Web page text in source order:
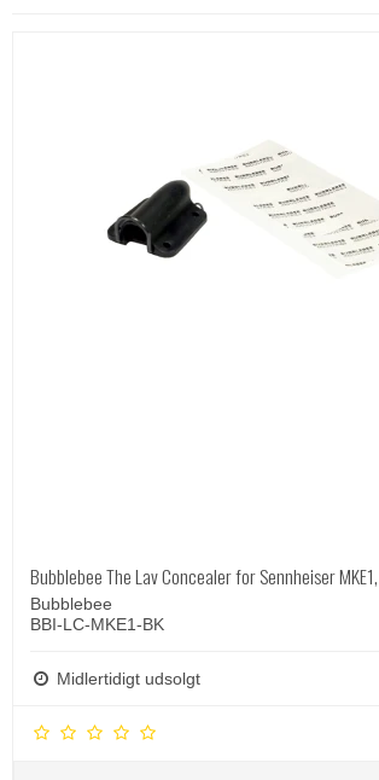
Bubblebee The Lav Concealer for Sennheiser
Bubblebee
BBI-LC-MKE1-BK
Midlertidigt udsolgt